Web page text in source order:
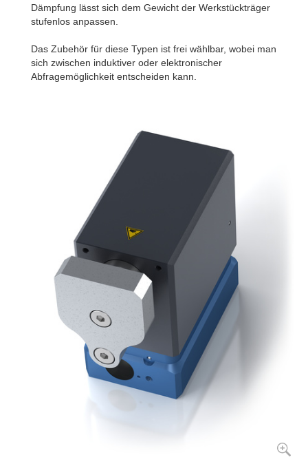
Dämpfung lässt sich dem Gewicht der Werkstückträger
stufenlos anpassen.
Das Zubehör für diese Typen ist frei wählbar, wobei man
sich zwischen induktiver oder elektronischer
Abfragemöglichkeit entscheiden kann.